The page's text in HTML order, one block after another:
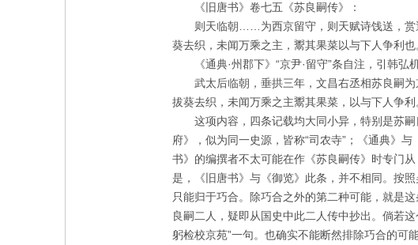
《旧唐书》卷七五《苏良嗣传》：
则天临朝……为西京留守，则天赋诗饯送，赏
葵去织，未闻万乘之主，鬻其果菜以与下人争利也
《通典·州郡下》“京尹·留守”条自注，引韩
武太后临朝，垂拱三年，文昌右丞相苏良嗣
拔葵去织，未闻万乘之主鬻其果菜，以与下人争利
这项内容，四条记载均大同小异，特别是苏
府》，似为同一史源，皆称“司农寺”；《通典》
书》的编撰者不太可能在作《苏良嗣传》时专门
是，《旧唐书》与《御览》此条，并不相同。按
只能归于巧合。除巧合之外的第二种可能，就是
良嗣二人，疑即从国史中此二人传中抄出。倘若
躬检校京苑”一句。也确实不能断然排除巧合的可能